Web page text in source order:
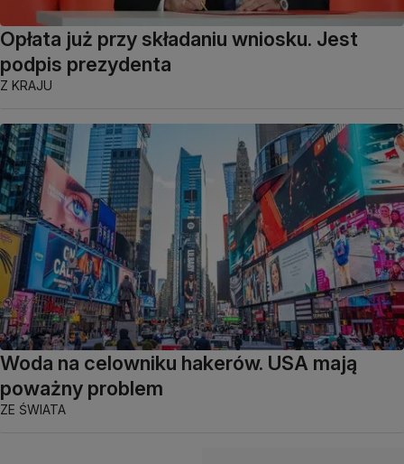
Opłata już przy składaniu wniosku. Jest
podpis prezydenta
Z KRAJU
Woda na celowniku hakerów. USA mają
poważny problem
ZE ŚWIATA